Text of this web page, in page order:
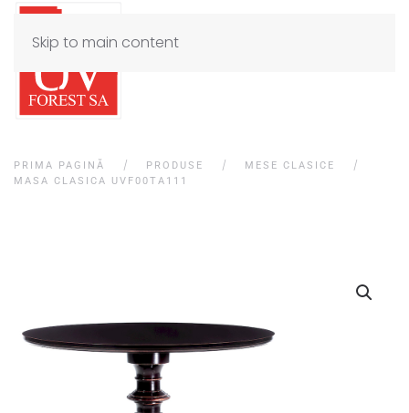
Skip to main content
PRIMA PAGINĂ PRODUSE
MESE CLASICE
MASA CLASICA UVF00TA111